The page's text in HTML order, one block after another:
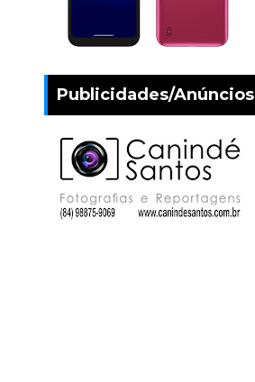
Publicidades/Anúncios